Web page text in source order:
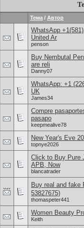
Тема / Автор
WhatsApp
United Ar
penson
Buy Nembutal
are reli
Danny07
WhatsApp: +1
UK
James34
Compre
pasapo
keepmealive78
New Year's Eve
topnye2026
Click to Buy Pure
APB, Now
blancatrader
Buy real and fake
53827675)
thomaspeter441
Women Beauty
Keith